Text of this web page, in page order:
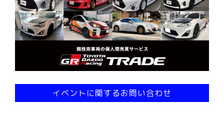
イベントに関するお問い合わせ